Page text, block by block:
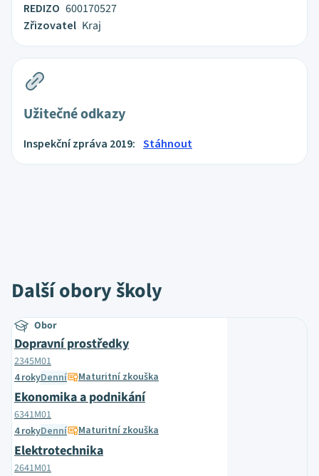
REDIZO 600170527
Zřizovatel Kraj
Užitečné odkazy
Inspekční zpráva 2019: Stáhnout
Další obory školy
Obor
Dopravní prostředky
2345M01
4 rokyDenní Maturitní zkouška
Ekonomika a podnikání
6341M01
4 rokyDenní Maturitní zkouška
Elektrotechnika
2641M01